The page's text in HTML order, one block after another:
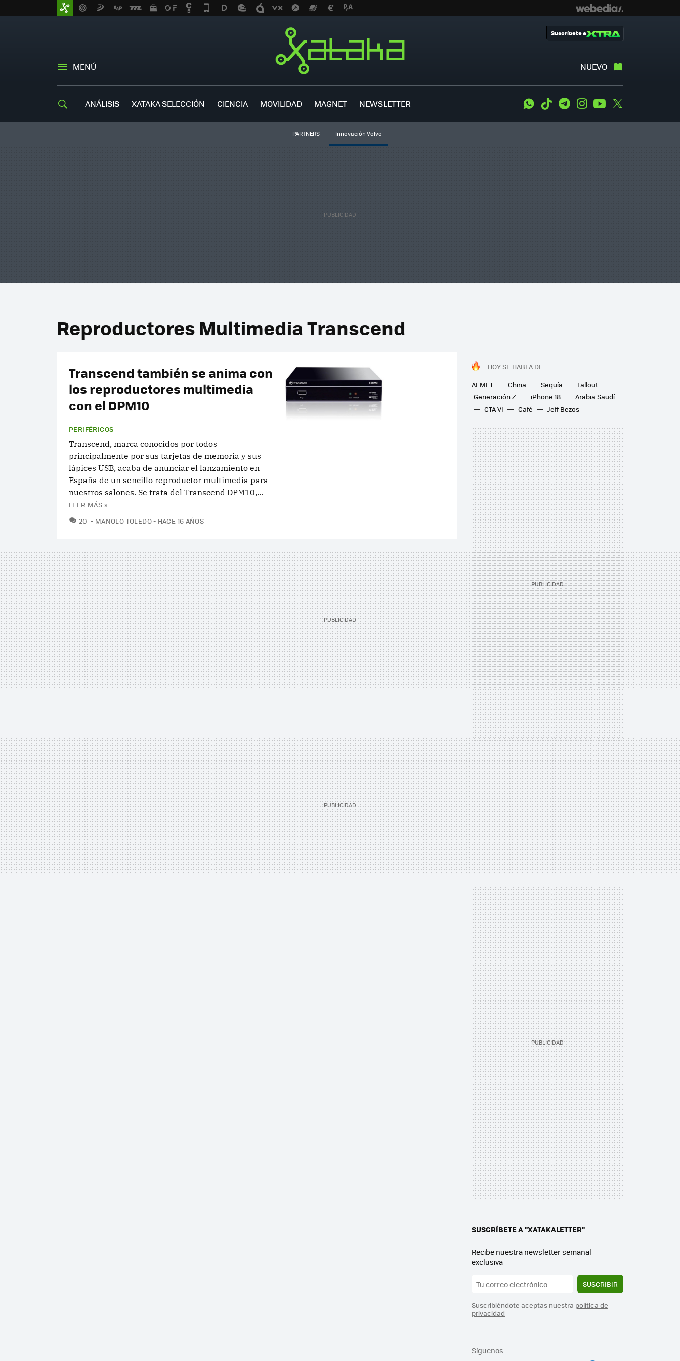
MENÚ NUEVO
Suscríbete a
ANÁLISIS XATAKA SELECCIÓN CIENCIA MOVILIDAD MAGNET NEWSLETTER WhatsApp
Tiktok TelegramInstagramYoutube
PARTNERS Innovación Volvo
Reproductores Multimedia Transcend
HOY SE HABLA DE
AEMET
China Sequía
Fallout
Generación Z
iPhone 18
Arabia Saudí
GTA VI
Café Jeff Bezos
Transcend también se anima con
los reproductores multimedia
con el DPM10
PERIFÉRICOS
Transcend, marca conocidos por todos
principalmente por sus tarjetas de memoria y sus
lápices USB, acaba de anunciar el lanzamiento en
España de un sencillo reproductor multimedia para
nuestros salones. Se trata del Transcend DPM10,...
LEER MÁS »
20 COMENTARIOS
MANOLO TOLEDO HACE 16 AÑOS
SUSCRÍBETE A "XATAKALETTER"
Recibe nuestra newsletter semanal
exclusiva
SUSCRIBIR
Suscribiéndote aceptas nuestra política de
privacidad
Síguenos